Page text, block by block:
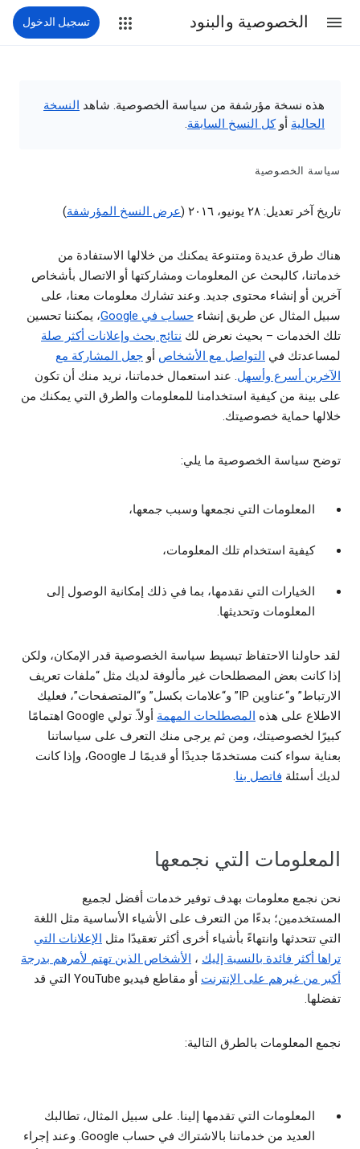
الخصوصية والبنود تسجيل الدخول
هذه نسخة مؤرشفة من سياسة الخصوصية. شاهد النسخة
الحالية أوكل النسخ السابقة.
سياسة الخصوصية
تاريخ آخر تعديل: ٢٨ يونيو، ٢٠١٦ ( عرض النسخ المؤرشفة)
هناك طرق عديدة ومتنوعة يمكنك من خلالها الاستفادة من
خدماتنا، كالبحث عن المعلومات ومشاركتها أو الاتصال بأشخاص
آخرين أو إنشاء محتوى جديد. وعند تشارك معلومات معنا، على
سبيل المثال عن طريق إنشاء حساب في Google
، يمكننا تحسين
تلك الخدمات – بحيث نعرض لك نتائج بحث وإعلانات أكثر صلة
لمساعدتك في التواصل مع الأشخاص أو جعل المشاركة مع
الآخرين أسرع وأسهل. عند استعمال خدماتنا، نريد منك أن تكون
على بينة من كيفية استخدامنا للمعلومات والطرق التي يمكنك من
خلالها حماية خصوصيتك.
توضح سياسة الخصوصية ما يلي:
المعلومات التي نجمعها وسبب جمعها،
كيفية استخدام تلك المعلومات،
الخيارات التي نقدمها، بما في ذلك إمكانية الوصول إلى
المعلومات وتحديثها.
لقد حاولنا الاحتفاظ تبسيط سياسة الخصوصية قدر الإمكان، ولكن
إذا كانت بعض المصطلحات غير مألوفة لديك مثل “ملفات تعريف
الارتباط” و“عناوين IP” و“علامات بكسل” و“المتصفحات”، فعليك
الاطلاع على هذه المصطلحات المهمة
أولاً. تولي Google اهتمامًا
كبيرًا لخصوصيتك، ومن ثم يرجى منك التعرف على سياساتنا
بعناية سواء كنت مستخدمًا جديدًا أو قديمًا لـ Google، وإذا كانت
لديك أسئلة فاتصل بنا.
المعلومات التي نجمعها
نحن نجمع معلومات بهدف توفير خدمات أفضل لجميع
المستخدمين؛ بدءًا من التعرف على الأشياء الأساسية مثل اللغة
التي تتحدثها وانتهاءً بأشياء أخرى أكثر تعقيدًا مثل الإعلانات التي
تراها أكثر فائدة بالنسبة إليك ، الأشخاص الذين تهتم لأمرهم بدرجة
أكبر من غيرهم على الإنترنت
أو مقاطع فيديو YouTube التي قد
تفضلها.
نجمع المعلومات بالطرق التالية:
المعلومات التي تقدمها إلينا. على سبيل المثال، تطالبك
العديد من خدماتنا بالاشتراك في حساب Google. وعند إجراء